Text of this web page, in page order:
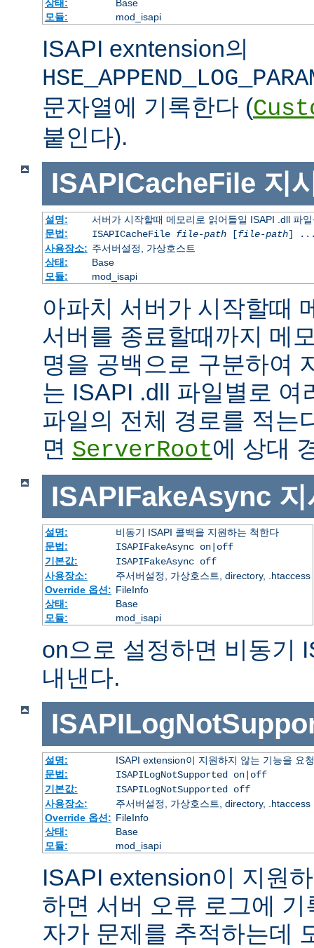
상태:
Base
모듈:
mod_isapi
ISAPI exntension의
문자열에 기록한다 (
붙인다).
ISAPICacheFile 지
설명:
서버가 시작할때 메모리로 읽어들일 ISAPI .dll 파
문법:
ISAPICacheFile file-path[file-path]
사용장소: 주서버설정, 가상호스트
상태:
Base
모듈:
mod_isapi
아파치 서버가 시작할때
서버를 종료할때까지 메
명을 공백으로 구분하여
는 ISAPI .dll 파일별로 여
파일의 전체 경로를 적는
면 ServerRoot에 상대
ISAPIFakeAsync 지
설명:
비동기 ISAPI 콜백을 지원하는 척한다
문법:
ISAPIFakeAsync on|off
기본값:
ISAPIFakeAsync off
사용장소:
주서버설정, 가상호스트, directory, .htaccess
Override 옵션: FileInfo
상태:
Base
모듈:
mod_isapi
on으로 설정하면 비동기
내낸다.
설명:
ISAPI extension이 지원하지 않는 기능을 요
문법:
ISAPILogNotSupported on|off
기본값:
ISAPILogNotSupported off
사용장소:
주서버설정, 가상호스트, directory, .htaccess
Override 옵션: FileInfo
상태:
Base
모듈:
mod_isapi
ISAPI extension이 지원
하면 서버 오류 로그에
자가 문제를 추적하는데